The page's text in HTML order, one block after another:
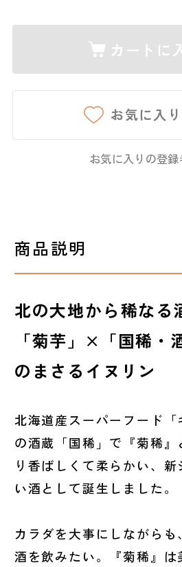
カートに
お気に入
お気に入りの登録
商品説明
北の大地から稀なる
「菊芋」×「国稀・
のまさるイヌリン
北海道産スーパーフード
の酒蔵「国稀」で『菊稀
り香ばしくて柔らかい、
い酒として誕生しました。
カラダを大事にしながら
酒を飲みたい。『菊稀』は